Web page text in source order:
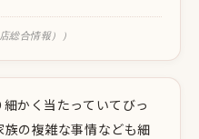
総合情報））
かく当たっていてびっ
族の複雑な事情なども細